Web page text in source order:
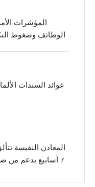
المؤشرات
الوظائف وضغوط
عوائد السندات
المعادن النفيسة
7 أسابيع بدعم من ضعف الدولار وترقب بيانات الوظائف